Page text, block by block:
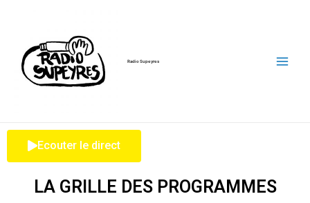
Radio Supeyres
Ecouter le direct
LA GRILLE DES PROGRAMMES